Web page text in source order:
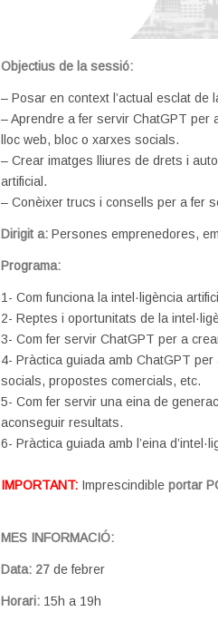
Objectius de la sessió:
– Posar en context l’actual esclat de
– Aprendre a fer servir ChatGPT
lloc web, bloc o xarxes socials.
– Crear imatges lliures de drets i
artificial.
– Conèixer trucs i consells per a fer
Dirigit a:Persones emprenedores,
Programa:
1- Com funciona la intel·ligència
2- Reptes i oportunitats de la
3- Com fer servir ChatGPT per a
4- Pràctica guiada amb ChatGPT
socials, propostes comercials, etc.
5- Com fer servir una eina de
aconseguir resultats.
6- Pràctica guiada amb l’eina
IMPORTANT: Imprescindibleportar
MES INFORMACIÓ:
Data: 27 de febrer
Horari: 15h a 19h